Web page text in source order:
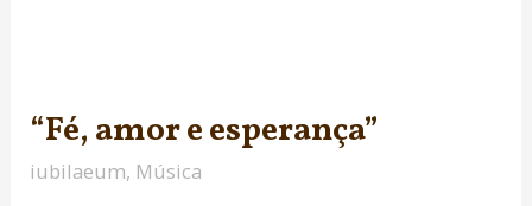
“Fé, amor e esperança”
iubilaeum, Música